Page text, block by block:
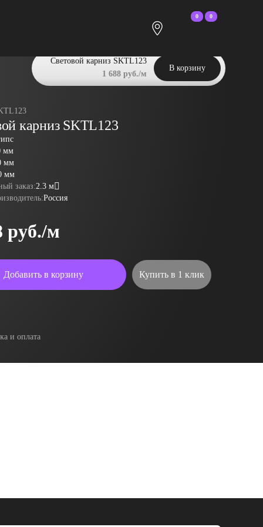
0 0
карниз SKTL123
мм
мм
мм
заказ:2.3 м
Россия
руб./м
Добавить в корзину Купить в 1 клик
Световой карниз SKTL123
1 688 руб./м
В корзину
и оплата